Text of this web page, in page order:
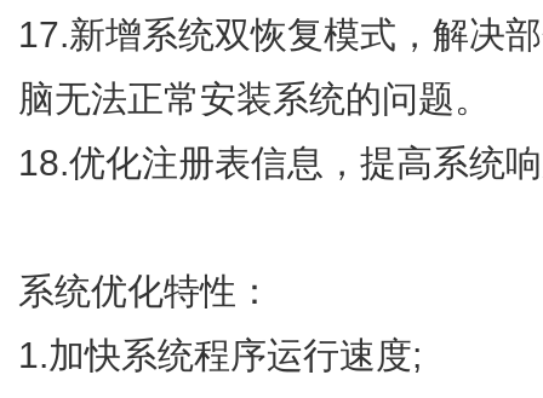
17.新增系统双恢复模式，解决
脑无法正常安装系统的问题。
18.优化注册表信息，提高系统
系统优化特性：
1.加快系统程序运行速度;